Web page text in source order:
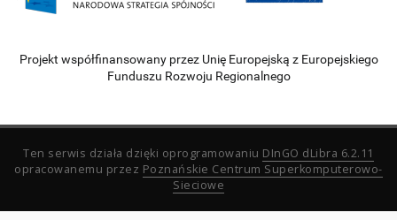
Projekt współfinansowany przez Unię Europejską z Europejskiego
Funduszu Rozwoju Regionalnego
Ten serwis działa dzięki oprogramowaniu DInGO dLibra 6.2.11
opracowanemu przez Poznańskie Centrum Superkomputerowo-
Sieciowe